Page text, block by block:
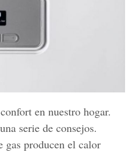
en nuestro hogar.
serie de consejos.
gas producen el calor